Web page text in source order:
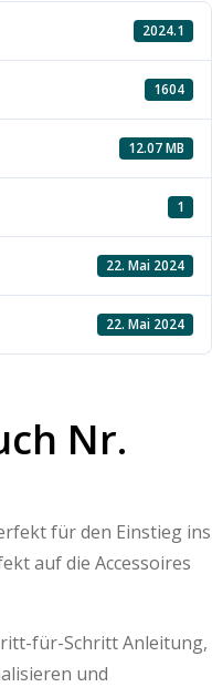
2024.1
1604
12.07 MB
1
22. Mai 2024
22. Mai 2024
Nr.
für den Einstieg ins
auf die Accessoires
für-Schritt Anleitung,
und